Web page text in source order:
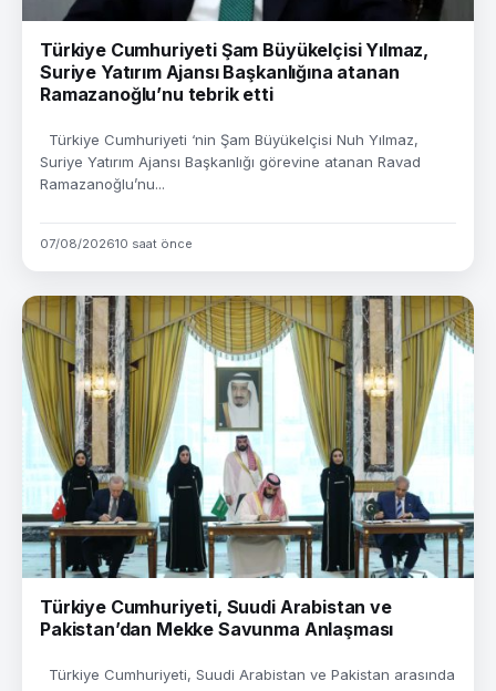
Türkiye Cumhuriyeti Şam Büyükelçisi Yılmaz,
Suriye Yatırım Ajansı Başkanlığına atanan
Ramazanoğlu’nu tebrik etti
Türkiye Cumhuriyeti ‘nin Şam Büyükelçisi Nuh Yılmaz,
Suriye Yatırım Ajansı Başkanlığı görevine atanan Ravad
Ramazanoğlu’nu...
07/08/202610 saat önce
Türkiye Cumhuriyeti, Suudi Arabistan ve
Pakistan’dan Mekke Savunma Anlaşması
Türkiye Cumhuriyeti, Suudi Arabistan ve Pakistan arasında